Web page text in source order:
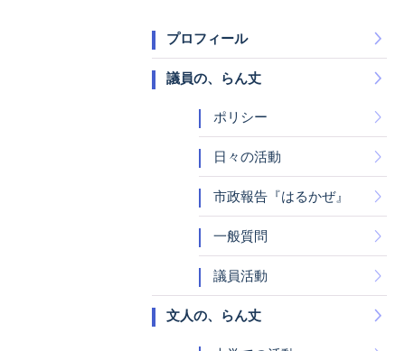
プロフィール
議員の、らん丈
ポリシー
日々の活動
市政報告『はるかぜ』
一般質問
議員活動
文人の、らん丈